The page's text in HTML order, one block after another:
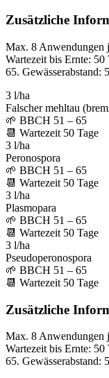
Zusätzliche
Max. 8 Anwendungen
Wartezeit bis Ernte:
65. Gewässerabstand:
3 l/ha
Falscher mehltau
🌱 BBCH 51 – 65
📆 Wartezeit 50 Tage
3 l/ha
Peronospora
🌱 BBCH 51 – 65
📆 Wartezeit 50 Tage
3 l/ha
Plasmopara
🌱 BBCH 51 – 65
📆 Wartezeit 50 Tage
3 l/ha
Pseudoperonospora
🌱 BBCH 51 – 65
📆 Wartezeit 50 Tage
Zusätzliche
Max. 8 Anwendungen
Wartezeit bis Ernte:
65. Gewässerabstand: